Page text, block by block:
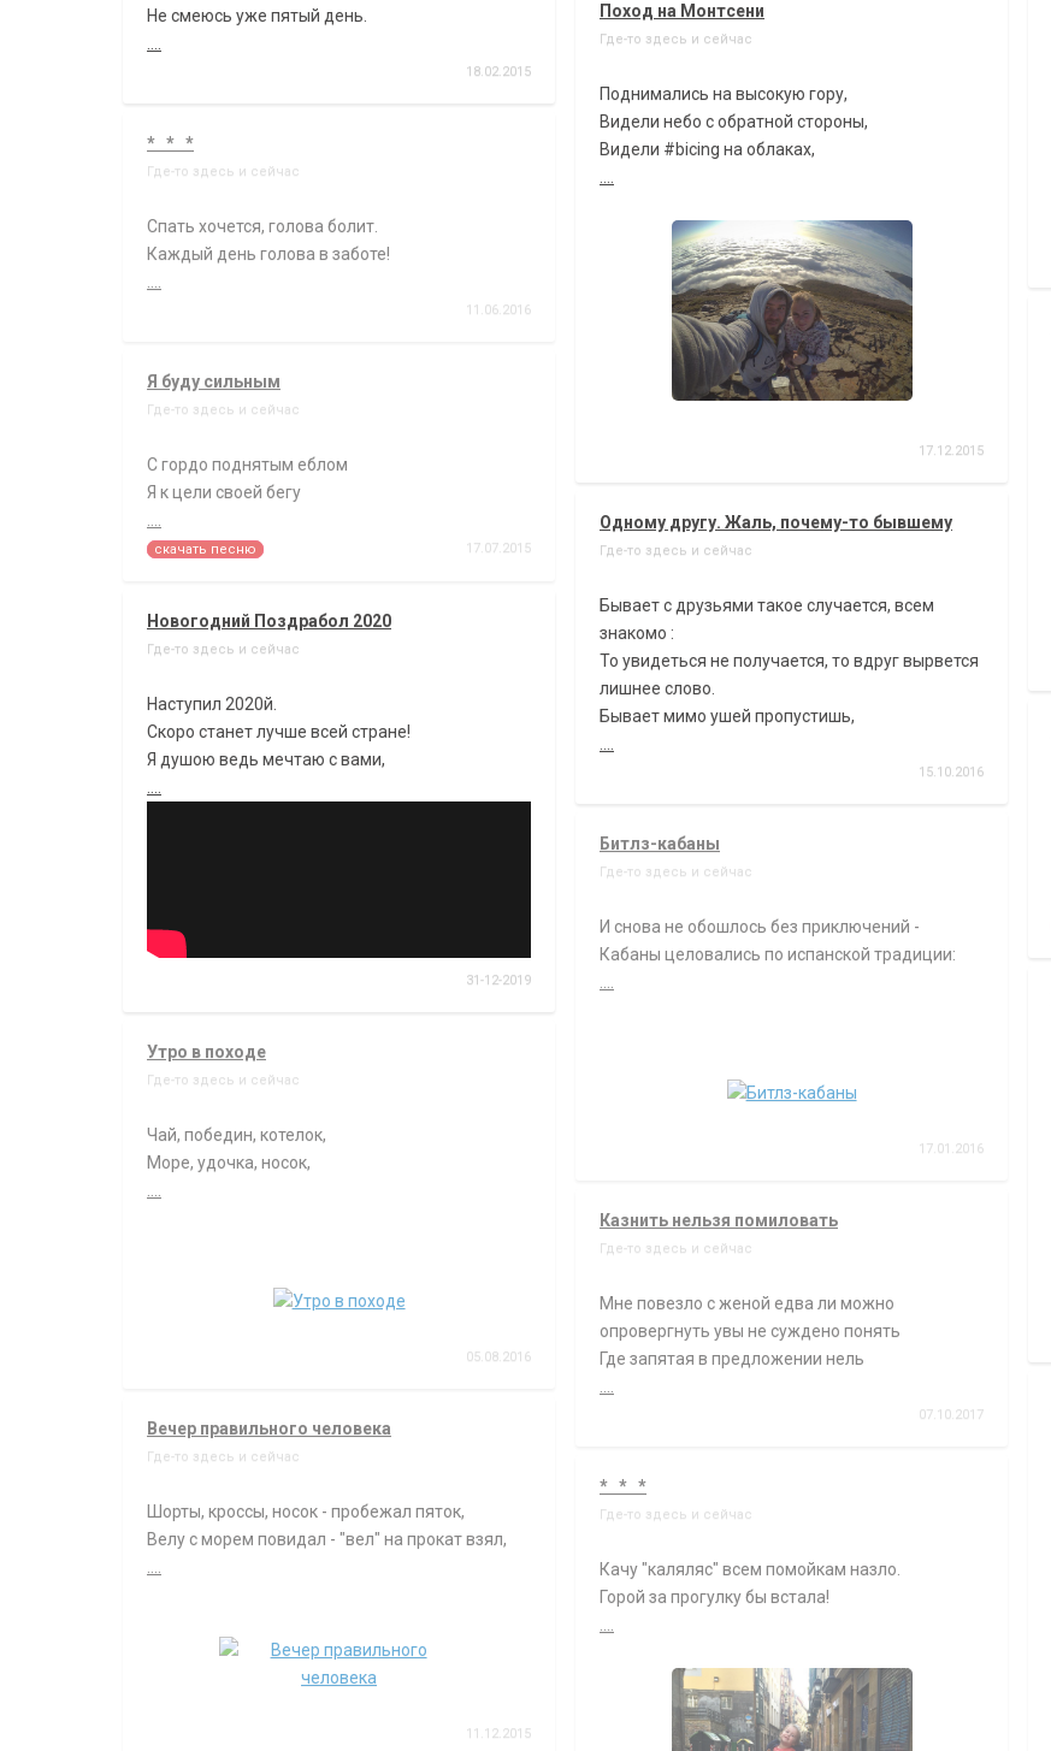
Не смеюсь уже пятый день.
18.02.2015
Поход на Монтсени
Где-то здесь и сейчас
Поднимались на высокую гору,
Видели небо с обратной стороны,
Видели #bicing на облаках,
17.12.2015
* * *
Где-то здесь и сейчас
Спать хочется, голова болит.
Каждый день голова в заботе!
11.06.2016
Я буду сильным
Где-то здесь и сейчас
С гордо поднятым еблом
Я к цели своей бегу
скачать песню 17.07.2015
Одному другу. Жаль, почему-то бывшему
Где-то здесь и сейчас
Бывает с друзьями такое случается, всем
знакомо :
То увидеться не получается, то вдруг вырвется
лишнее слово.
Бывает мимо ушей пропустишь,
15.10.2016
Новогодний Поздрабол 2020
Где-то здесь и сейчас
Наступил 2020й.
Скоро станет лучше всей стране!
Я душою ведь мечтаю с вами,
31-12-2019
Битлз-кабаны
Где-то здесь и сейчас
И снова не обошлось без приключений -
Кабаны целовались по испанской традиции:
17.01.2016
Утро в походе
Где-то здесь и сейчас
Чай, победин, котелок,
Море, удочка, носок,
05.08.2016
Казнить нельзя помиловать
Где-то здесь и сейчас
Мне повезло с женой едва ли можно
опровергнуть увы не суждено понять
Где запятая в предложении нель
07.10.2017
Вечер правильного человека
Где-то здесь и сейчас
Шорты, кроссы, носок - пробежал пяток,
Велу с морем повидал - "вел" на прокат взял,
11.12.2015
* * *
Где-то здесь и сейчас
Качу "каляляс" всем помойкам назло.
Горой за прогулку бы встала!